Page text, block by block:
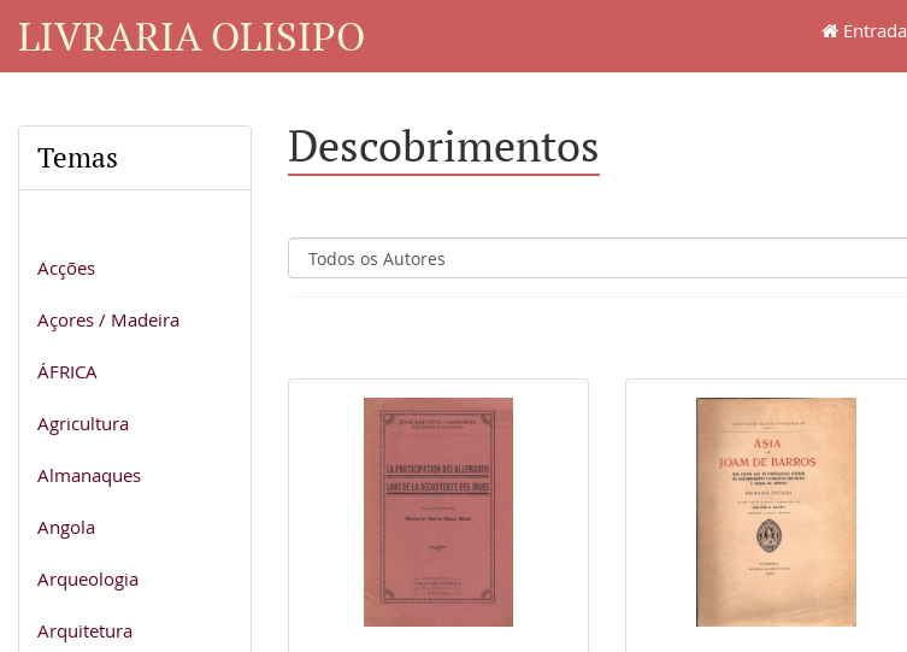
LIVRARIA OLISIPO Entrada
Temas
Acções
Açores / Madeira
ÁFRICA
Agricultura
Almanaques
Angola
Arqueologia
Arquitetura
Descobrimentos